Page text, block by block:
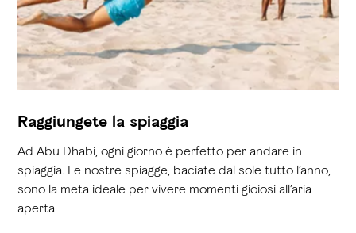
Raggiungete la spiaggia
Ad Abu Dhabi, ogni giorno è perfetto per andare in
spiaggia. Le nostre spiagge, baciate dal sole tutto l’anno,
sono la meta ideale per vivere momenti gioiosi all’aria
aperta.